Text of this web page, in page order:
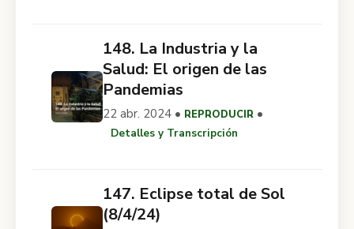
148. La Industria y la
Salud: El origen de las
Pandemias
22 abr. 2024 • REPRODUCIR •
Detalles y Transcripción
147. Eclipse total de Sol
(8/4/24)